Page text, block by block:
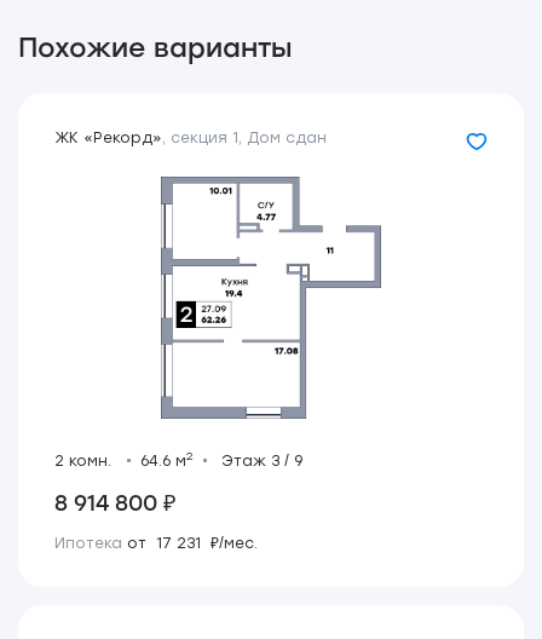
Похожие варианты
ЖК «Рекорд», секция 1 , Дом сдан
2 комн. 64.6 м2 Этаж 3 / 9
8 914 800 ₽
Ипотека от 17 231 ₽/мес.